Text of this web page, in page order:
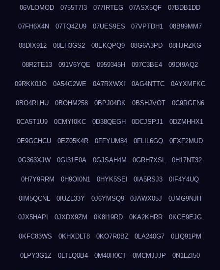
06VLOMOD 0755T7I3 077IRTEG 07ASX5QF 07BDB1DD
07FH6X4N 07TQ4ZU9 07UES9ES 07VPTDH1 08B99MM7
08DIX912 08EH3GS2 08EKQPQ9 08G6A3PD 08HJRZKG
08R2TE13 091V6YQE 0959345H 097C3BE4 09DI9AQ2
09RKK0JO 0A54G2WE 0A7RXWXI 0AG4NTTC 0AYXMFKC
0BO4RLHU 0BOHM258 0BPJ04DK 0BSHJVOT 0C9RGFN6
0CA5T1U9 0CMYI0KC 0D38QEGH 0DCJSPJ1 0DZMHHX1
0E9GCHCU 0EZ05K4R 0FFYUM84 0FLIL6GQ 0FXF2MUD
0G363XJW 0GI31E0A 0GJSAH4M 0GRH7XSL 0H17NT32
0H7Y9RRM 0H9OI0N1 0HYK5SEI 0IA5RSJ3 0IF4Y4UQ
0IM5QCNL 0IUZL33Y 0J6YMSQ9 0JAWX05J 0JMG9NJH
0JX5HAPI 0JXDX9ZM 0K8I19RD 0KA2KHRR 0KCE9EJG
0KFC83WS 0KHXDLT8 0KO7R0BZ 0LA240G7 0LIQ91PM
0LPY3G1Z 0LTLQ0B4 0M40H0CT 0MCMJJJP 0N1LZI50